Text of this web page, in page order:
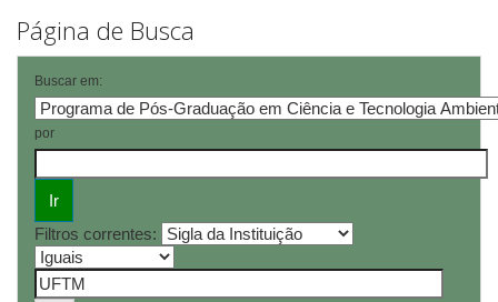
Página de Busca
Buscar em:
por
Filtros correntes: